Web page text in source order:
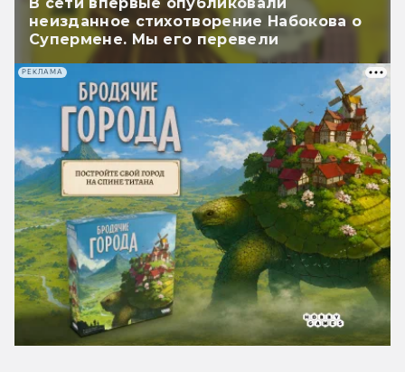
неизданное стихотворение Набокова о
Супермене. Мы его перевели
РЕКЛАМА